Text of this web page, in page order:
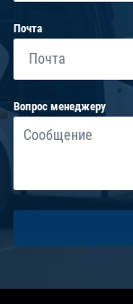
Почта
Вопрос менеджеру